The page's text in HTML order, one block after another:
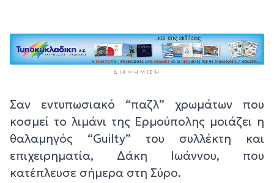
ΔΙΑΦΉΜΙΣΗ
Σαν εντυπωσιακό “παζλ” χρωμάτων που
κοσμεί το λιμάνι της Ερμούπολης μοιάζει η
θαλαμηγός “Guilty” του συλλέκτη και
επιχειρηματία, Δάκη Ιωάννου, που
κατέπλευσε σήμερα στη Σύρο.